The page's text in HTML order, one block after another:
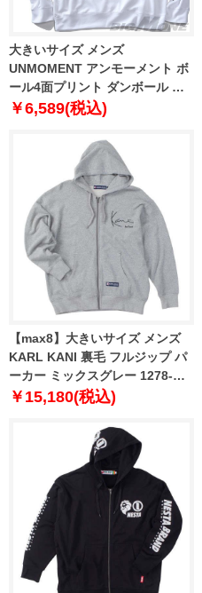
大きいサイズ メンズ
UNMOMENT アンモーメント ボ
ール4面プリント ダンボール プ
ルオーバー パーカー 12439515
￥6,589(税込)
【max8】大きいサイズ メンズ
KARL KANI 裏毛 フルジップ パ
ーカー ミックスグレー 1278-
4611-1 3L 4L 5L 6L 8L
￥15,180(税込)